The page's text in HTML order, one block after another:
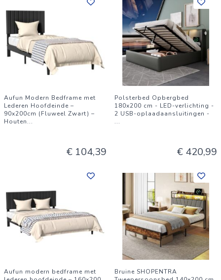
Aufun Modern Bedframe met
Lederen Hoofdeinde –
90x200cm (Fluweel Zwart) –
Houten...
€ 104,39
Polsterbed Opbergbed
180x200 cm - LED-verlichting -
2 USB-oplaadaansluitingen -
...
€ 420,99
Aufun modern bedframe met
Bruine SHOPENTRA